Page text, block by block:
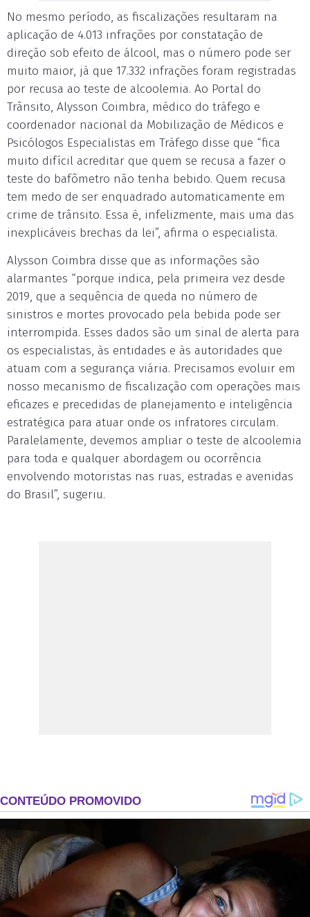
No mesmo período, as fiscalizações resultaram na
aplicação de 4.013 infrações por constatação de
direção sob efeito de álcool, mas o número pode ser
muito maior, já que 17.332 infrações foram registradas
por recusa ao teste de alcoolemia. Ao Portal do
Trânsito, Alysson Coimbra, médico do tráfego e
coordenador nacional da Mobilização de Médicos e
Psicólogos Especialistas em Tráfego disse que “fica
muito difícil acreditar que quem se recusa a fazer o
teste do bafômetro não tenha bebido. Quem recusa
tem medo de ser enquadrado automaticamente em
crime de trânsito. Essa é, infelizmente, mais uma das
inexplicáveis brechas da lei”, afirma o especialista.
Alysson Coimbra disse que as informações são
alarmantes “porque indica, pela primeira vez desde
2019, que a sequência de queda no número de
sinistros e mortes provocado pela bebida pode ser
interrompida. Esses dados são um sinal de alerta para
os especialistas, às entidades e às autoridades que
atuam com a segurança viária. Precisamos evoluir em
nosso mecanismo de fiscalização com operações mais
eficazes e precedidas de planejamento e inteligência
estratégica para atuar onde os infratores circulam.
Paralelamente, devemos ampliar o teste de alcoolemia
para toda e qualquer abordagem ou ocorrência
envolvendo motoristas nas ruas, estradas e avenidas
do Brasil”, sugeriu.